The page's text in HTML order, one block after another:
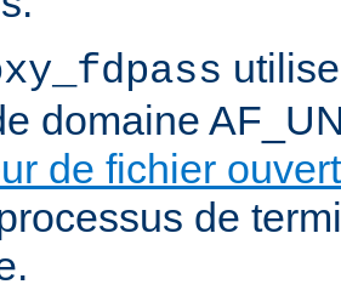
domaine
de fichier ouvert
de